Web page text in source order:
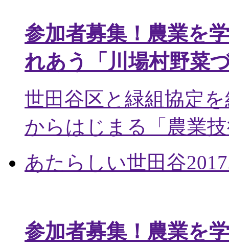
参加者募集！農業を
れあう「川場村野菜
世田谷区と緑組協定
からはじまる「農業
あたらしい世田谷
参加者募集！農業を